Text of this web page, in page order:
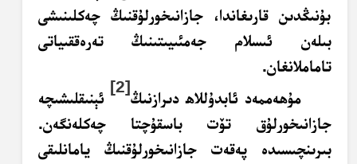
بۇنىڭدىن قارىغاندا، جازانىخورلۇقنىڭ چەكلىنىشى
بىلەن ئىسلام جەمئىيىتىنىڭ تەرەققىياتى
تاماملانغان.
مۇھەممەد ئابدۇللاھ دىرازنىڭ
[2]
ئېنىقلىشىچە
جازانىخورلۇق تۆت باسقۇچتا چەكلەنگەن.
بىرىنچىسىدە پەقەت جازانىخورلۇقنىڭ يامانلىقى